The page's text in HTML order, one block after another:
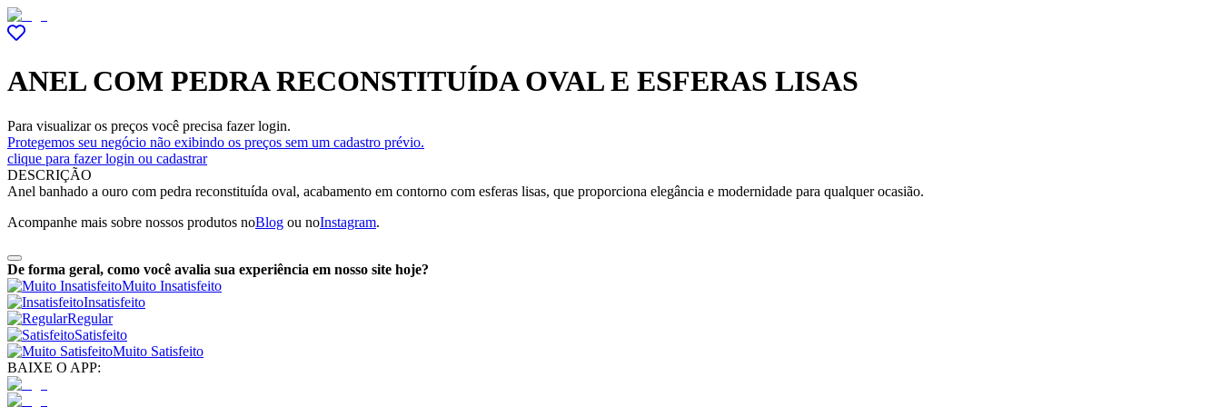
ANEL COM PEDRA RECONSTITUÍDA OVAL E ESFERAS LISAS
Para visualizar os preços você precisa fazer login.
Protegemos seu negócio não exibindo os preços sem um cadastro prévio.
clique para fazer login ou cadastrar
DESCRIÇÃO
Anel banhado a ouro com pedra reconstituída oval, acabamento em contorno com esferas lisas, que proporciona elegância e modernidade para qualquer ocasião.
Acompanhe mais sobre nossos produtos noBlog ou noInstagram.
De forma geral, como você avalia sua experiência em nosso site hoje?
Muito Insatisfeito
Insatisfeito
Regular
Satisfeito
Muito Satisfeito
BAIXE O APP: